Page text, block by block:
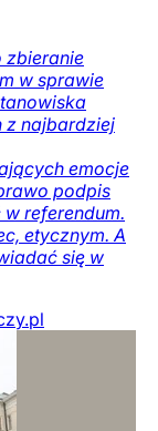
zbieranie
w sprawie
z najbardziej
emocje
podpis
referendum.
etycznym. A
się w